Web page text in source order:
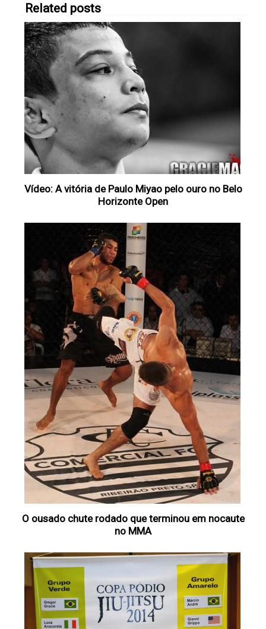
Related posts
Vídeo: A vitória de Paulo Miyao pelo ouro no Belo
Horizonte Open
O ousado chute rodado que terminou em nocaute
no MMA